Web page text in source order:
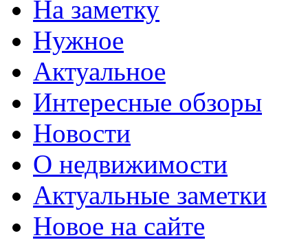
На заметку
Нужное
Актуальное
Интересные обзоры
Новости
О недвижимости
Актуальные заметки
Новое на сайте